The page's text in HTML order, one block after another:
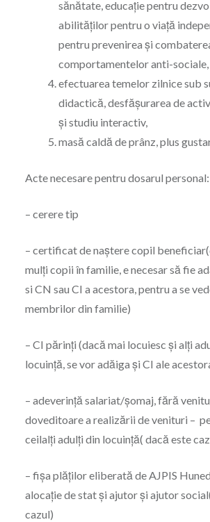
sănătate, educaţie pentru
abilităţilor pentru o viaţă
pentru prevenirea şi
comportamentelor anti-
efectuarea temelor zilnice sub
didactică, desfășurarea de
și studiu interactiv,
masă caldă de prânz, plus
Acte necesare pentru dosarul personal:
– cerere tip
– certificat de naștere copil
mulți copii în familie, e necesar să fie
si CN sau CI a acestora, pentru a se
membrilor din familie)
– CI părinți (dacă mai locuiesc și alți
locuință, se vor adăiga și CI ale
– adeverință salariat/șomaj, fără
doveditoare a realizării de venituri –
ceilalți adulți din locuință( dacă este
– fișa plăților eliberată de AJPIS
alocație de stat și ajutor și ajutor
cazul)